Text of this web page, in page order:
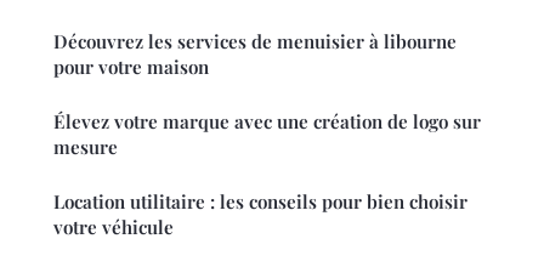
Découvrez les services de menuisier à libourne
pour votre maison
Élevez votre marque avec une création de logo sur
mesure
Location utilitaire : les conseils pour bien choisir
votre véhicule